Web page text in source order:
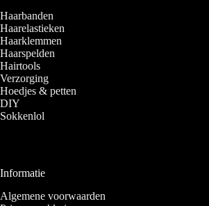
Haarbanden
Haarelastieken
Haarklemmen
Haarspelden
Hairtools
Verzorging
Hoedjes & petten
DIY
Sokkenlol
Informatie
Algemene voorwaarden